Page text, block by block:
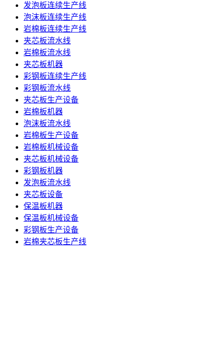
发泡板连续生产线
泡沫板连续生产线
岩棉板连续生产线
夹芯板流水线
岩棉板流水线
夹芯板机器
彩钢板连续生产线
彩钢板流水线
夹芯板生产设备
岩棉板机器
泡沫板流水线
岩棉板生产设备
岩棉板机械设备
夹芯板机械设备
彩钢板机器
发泡板流水线
夹芯板设备
保温板机器
保温板机械设备
彩钢板生产设备
岩棉夹芯板生产线